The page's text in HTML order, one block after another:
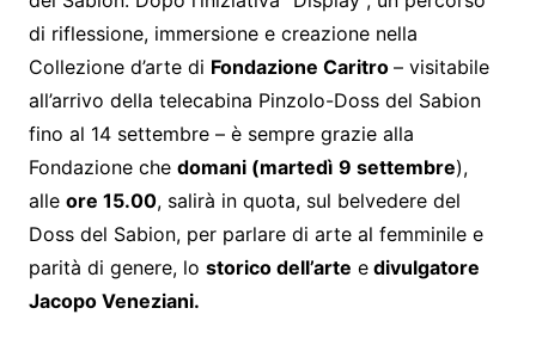
di riflessione, immersione e creazione nella
Collezione d’arte di Fondazione Caritro – visitabile
all’arrivo della telecabina Pinzolo-Doss del Sabion
fino al 14 settembre – è sempre grazie alla
Fondazione che domani (martedì 9 settembre),
alle ore 15.00, salirà in quota, sul belvedere del
Doss del Sabion, per parlare di arte al femminile e
parità di genere, lo storico dell’arte edivulgatore
Jacopo Veneziani.